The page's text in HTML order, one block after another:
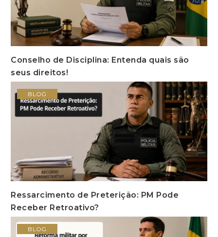
Conselho de Disciplina: Entenda quais são
seus direitos!
BLOG
Ressarcimento de Preterição: PM Pode
Receber Retroativo?
BLOG